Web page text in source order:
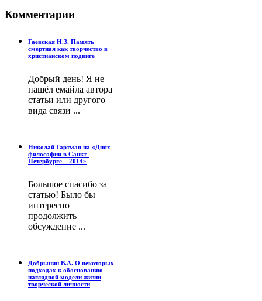
Комментарии
Гаевская Н.З. Память
смертная как творчество в
христианском подвиге
Добрый день! Я не
нашёл емайла автора
статьи или другого
вида связи ...
Николай Гартман на «Днях
философии в Санкт-
Петербурге – 2014»
Большое спасибо за
статью! Было бы
интересно
продолжить
обсуждение ...
Добрынин В.А. О некоторых
подходах к обоснованию
наглядной модели жизни
творческой личности